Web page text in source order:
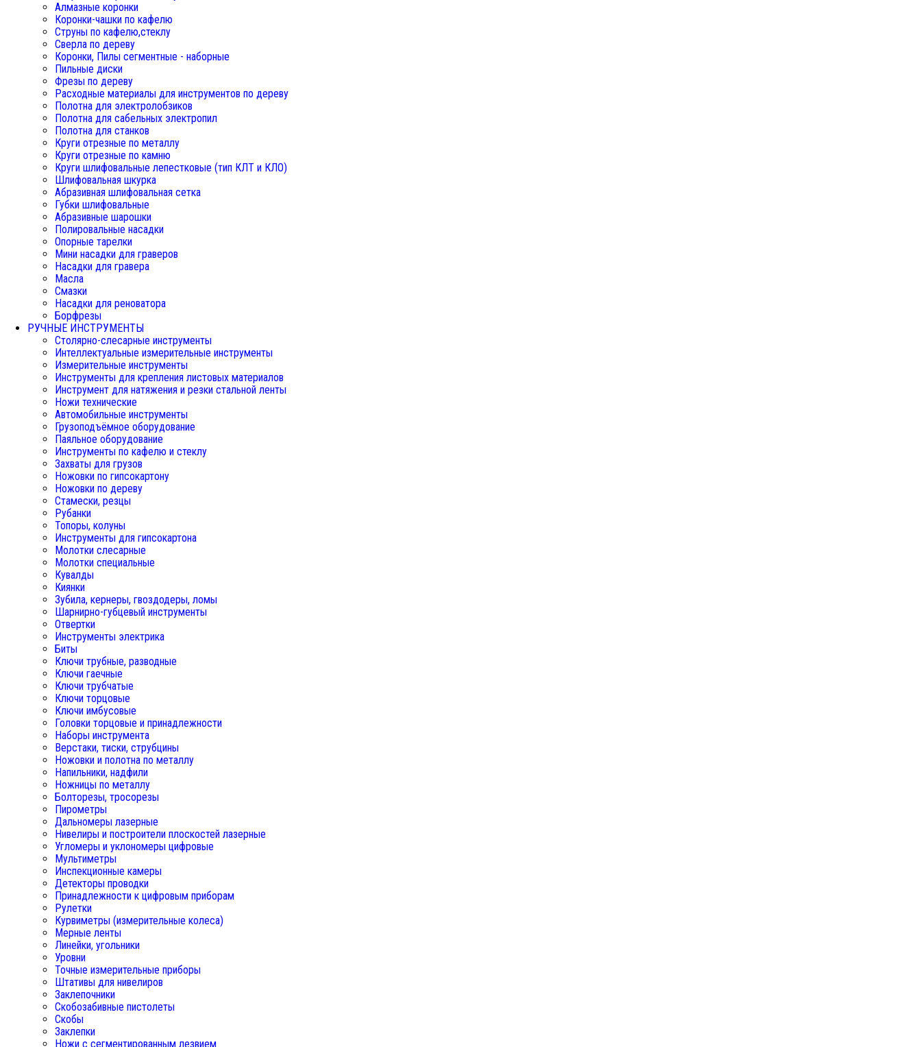
Алмазные коронки
Коронки-чашки по кафелю
Струны по кафелю,стеклу
Сверла по дереву
Коронки, Пилы сегментные - наборные
Пильные диски
Фрезы по дереву
Расходные материалы для инструментов по дереву
Полотна для электролобзиков
Полотна для сабельных электропил
Полотна для станков
Круги отрезные по металлу
Круги отрезные по камню
Круги шлифовальные лепестковые (тип КЛТ и КЛО)
Шлифовальная шкурка
Абразивная шлифовальная сетка
Губки шлифовальные
Абразивные шарошки
Полировальные насадки
Опорные тарелки
Мини насадки для граверов
Насадки для гравера
Масла
Смазки
Насадки для реноватора
Борфрезы
РУЧНЫЕ ИНСТРУМЕНТЫ
Столярно-слесарные инструменты
Интеллектуальные измерительные инструменты
Измерительные инструменты
Инструменты для крепления листовых материалов
Инструмент для натяжения и резки стальной ленты
Ножи технические
Автомобильные инструменты
Грузоподъёмное оборудование
Паяльное оборудование
Инструменты по кафелю и стеклу
Захваты для грузов
Ножовки по гипсокартону
Ножовки по дереву
Стамески, резцы
Рубанки
Топоры, колуны
Инструменты для гипсокартона
Молотки слесарные
Молотки специальные
Кувалды
Киянки
Зубила, кернеры, гвоздодеры, ломы
Шарнирно-губцевый инструменты
Отвертки
Инструменты электрика
Биты
Ключи трубные, разводные
Ключи гаечные
Ключи трубчатые
Ключи торцовые
Ключи имбусовые
Головки торцовые и принадлежности
Наборы инструмента
Верстаки, тиски, струбцины
Ножовки и полотна по металлу
Напильники, надфили
Ножницы по металлу
Болторезы, тросорезы
Пирометры
Дальномеры лазерные
Нивелиры и построители плоскостей лазерные
Угломеры и уклономеры цифровые
Мультиметры
Инспекционные камеры
Детекторы проводки
Принадлежности к цифровым приборам
Рулетки
Курвиметры (измерительные колеса)
Мерные ленты
Линейки, угольники
Уровни
Точные измерительные приборы
Штативы для нивелиров
Заклепочники
Скобозабивные пистолеты
Скобы
Заклепки
Ножи с сегментированным лезвием